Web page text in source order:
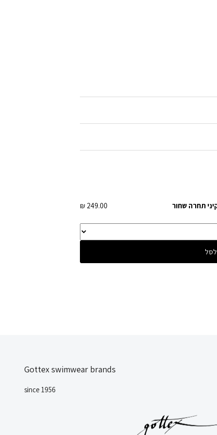
תחרה שחור
249.00 ₪
Gottex swimwear brands
since 1956